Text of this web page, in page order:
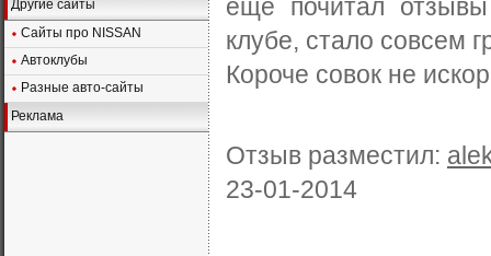
Другие сайты
Сайты про NISSAN
Автоклубы
Разные авто-сайты
Реклама
еще почитал
клубе, стало совсем
Короче совок не
Отзыв разместил:
23-01-2014